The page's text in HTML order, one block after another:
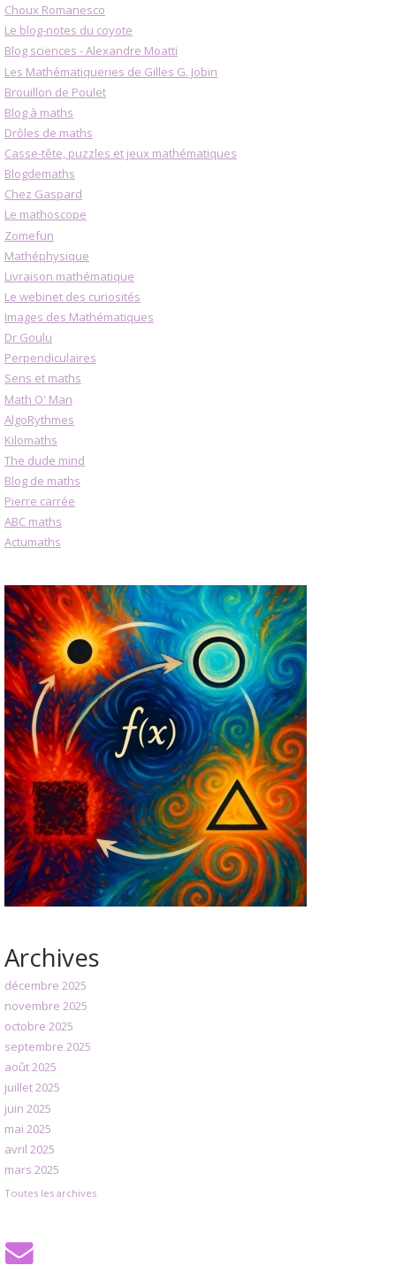
Choux Romanesco
Le blog-notes du coyote
Blog sciences - Alexandre Moatti
Les Mathématiqueries de Gilles G. Jobin
Brouillon de Poulet
Blog à maths
Drôles de maths
Casse-tête, puzzles et jeux mathématiques
Blogdemaths
Chez Gaspard
Le mathoscope
Zomefun
Mathéphysique
Livraison mathématique
Le webinet des curiosités
Images des Mathématiques
Dr Goulu
Perpendiculaires
Sens et maths
Math O' Man
AlgoRythmes
Kilomaths
The dude mind
Blog de maths
Pierre carrée
ABC maths
Actumaths
Archives
décembre 2025
novembre 2025
octobre 2025
septembre 2025
août 2025
juillet 2025
juin 2025
mai 2025
avril 2025
mars 2025
Toutes les archives